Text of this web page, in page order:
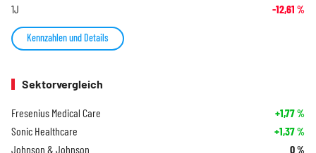
1J -12,61 %
Kennzahlen und Details
Sektorvergleich
Fresenius Medical Care +1,77%
Sonic Healthcare +1,37%
Johnson & Johnson 0%